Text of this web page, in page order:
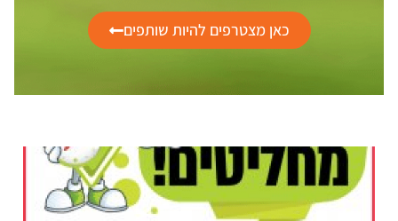
כאן מצטרפים להיות שותפים